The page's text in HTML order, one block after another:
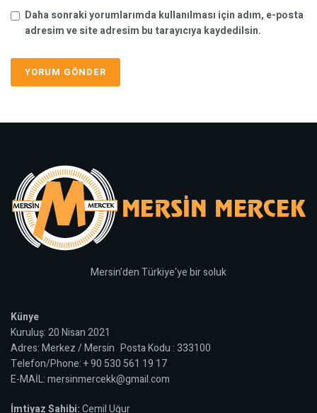
Daha sonraki yorumlarımda kullanılması için adım, e-posta
adresim ve site adresim bu tarayıcıya kaydedilsin.
Mersin'den Türkiye'ye bir soluk
Künye
Kuruluş: 20 Nisan 2021
Adres: Merkez / Mersin Posta Kodu : 333100
Telefon/Phone: + 90 530 561 19 17
E-MAİL: mersinmercekk@gmail.com
İmtiyaz Sahibi:Cemil Uğur